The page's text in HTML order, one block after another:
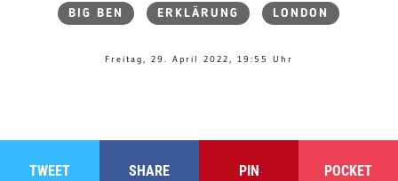
BIG BEN ERKLÄRUNG LONDON
Freitag, 29. April 2022, 19:55 Uhr
TWEET SHARE PIN POCKET